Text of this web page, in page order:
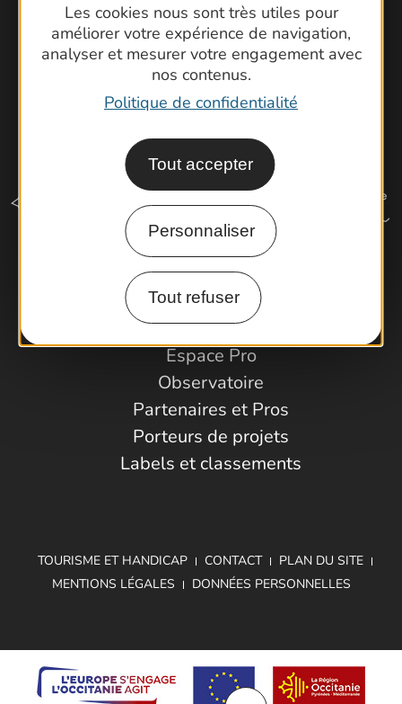
Les cookies nous sont très utiles pour
améliorer votre expérience de navigation,
analyser et mesurer votre engagement avec
nos contenus.
Politique de confidentialité
Tout accepter
Personnaliser
Tout refuser
Comment venir ?
Espace Pro
Observatoire
Partenaires et Pros
Porteurs de projets
Labels et classements
TOURISME ET HANDICAP CONTACT
PLAN DU SITE
MENTIONS LÉGALES
DONNÉES PERSONNELLES